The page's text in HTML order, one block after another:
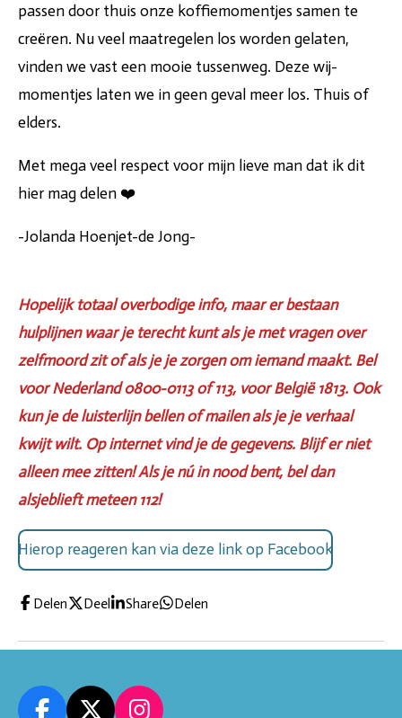
passen door thuis onze koffiemomentjes samen te
creëren. Nu veel maatregelen los worden gelaten,
vinden we vast een mooie tussenweg. Deze wij-
momentjes laten we in geen geval meer los. Thuis of
elders.
Met mega veel respect voor mijn lieve man dat ik dit
hier mag delen ❤️
-Jolanda Hoenjet-de Jong-
Hopelijk totaal overbodige info, maar er bestaan
hulplijnen waar je terecht kunt als je met vragen over
zelfmoord zit of als je je zorgen om iemand maakt. Bel
voor Nederland 0800-0113 of 113, voor België 1813. Ook
kun je de luisterlijn bellen of mailen als je je verhaal
kwijt wilt. Op internet vind je de gegevens. Blijf er niet
alleen mee zitten!Als je nú in nood bent, bel dan
alsjeblieft meteen 112!
Hierop reageren kan via deze link op Facebook
Delen Deel Share Delen